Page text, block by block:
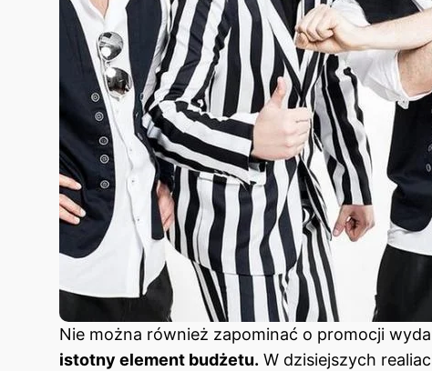
Nie można również zapominać o promocji
istotny element budżetu. W dzisiejszych